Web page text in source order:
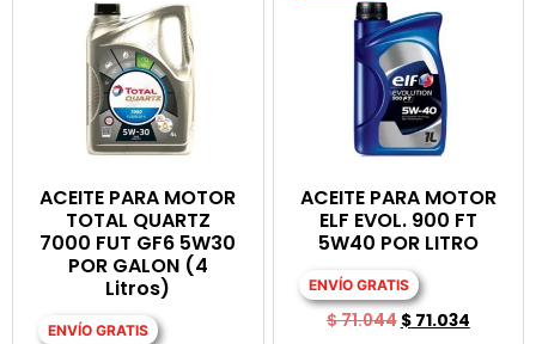
ACEITE PARA MOTOR
TOTAL QUARTZ
7000 FUT GF6 5W30
POR GALON (4
Litros)
ENVÍO GRATIS
ACEITE PARA MOTOR
ELF EVOL. 900 FT
5W40 POR LITRO
ENVÍO GRATIS
$71.044 $71.034